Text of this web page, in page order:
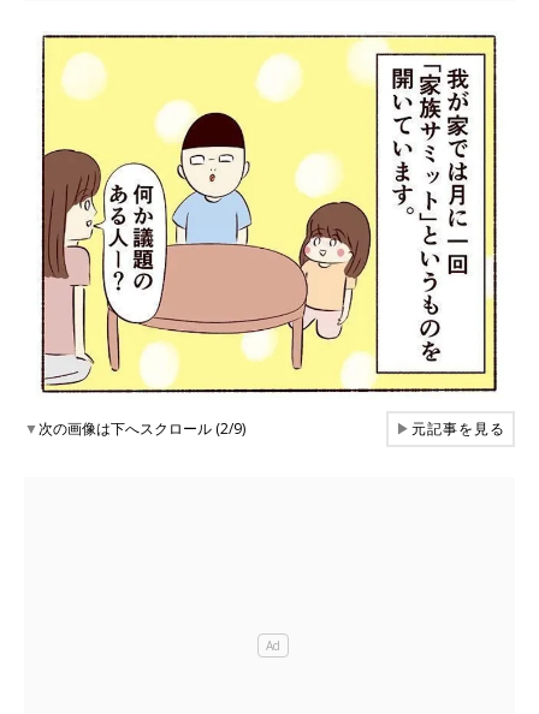
▼次の画像は下へスクロール (2/9) ▶元記事を見る